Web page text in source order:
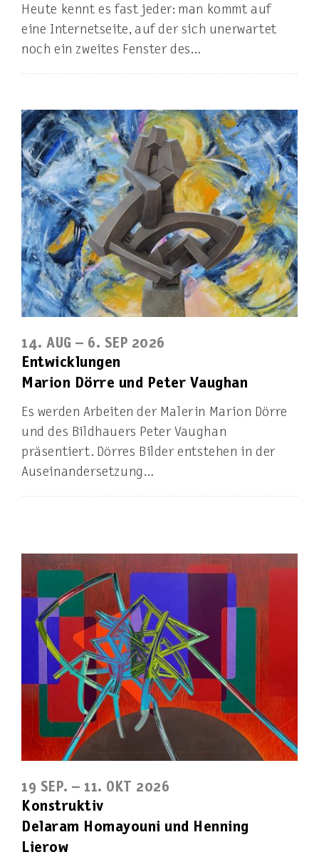
Heute kennt es fast jeder: man kommt auf
eine Internetseite, auf der sich unerwartet
noch ein zweites Fenster des…
14. AUG – 6. SEP 2026
Entwicklungen
Marion Dörre und Peter Vaughan
Es werden Arbeiten der Malerin Marion Dörre
und des Bildhauers Peter Vaughan
präsentiert. Dörres Bilder entstehen in der
Auseinandersetzung…
19 SEP. – 11. OKT 2026
Konstruktiv
Delaram Homayouni und Henning
Lierow